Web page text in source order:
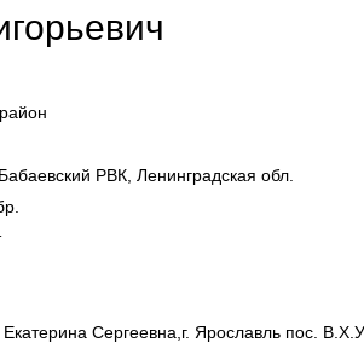
РВК, Ленинградская обл.
Сергеевна,г. Ярославль пос.